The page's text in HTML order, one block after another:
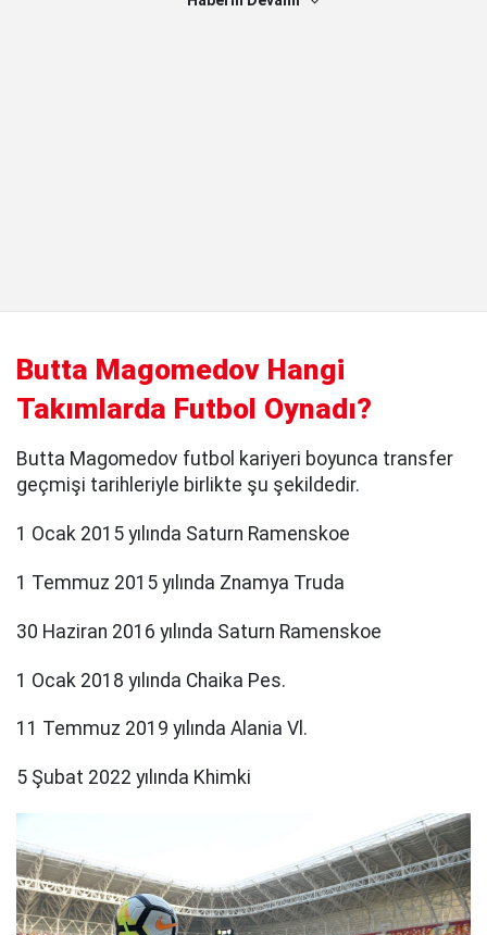
Butta Magomedov Hangi
Takımlarda Futbol Oynadı?
Butta Magomedov futbol kariyeri boyunca transfer
geçmişi tarihleriyle birlikte şu şekildedir.
1 Ocak 2015 yılında Saturn Ramenskoe
1 Temmuz 2015 yılında Znamya Truda
30 Haziran 2016 yılında Saturn Ramenskoe
1 Ocak 2018 yılında Chaika Pes.
11 Temmuz 2019 yılında Alania Vl.
5 Şubat 2022 yılında Khimki